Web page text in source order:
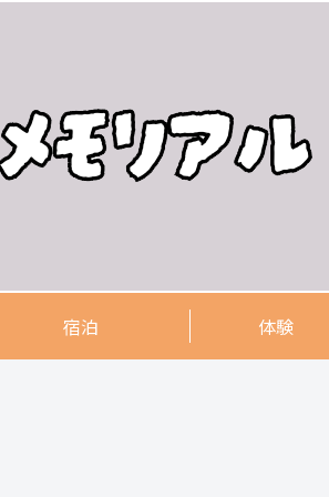
宿泊 体験